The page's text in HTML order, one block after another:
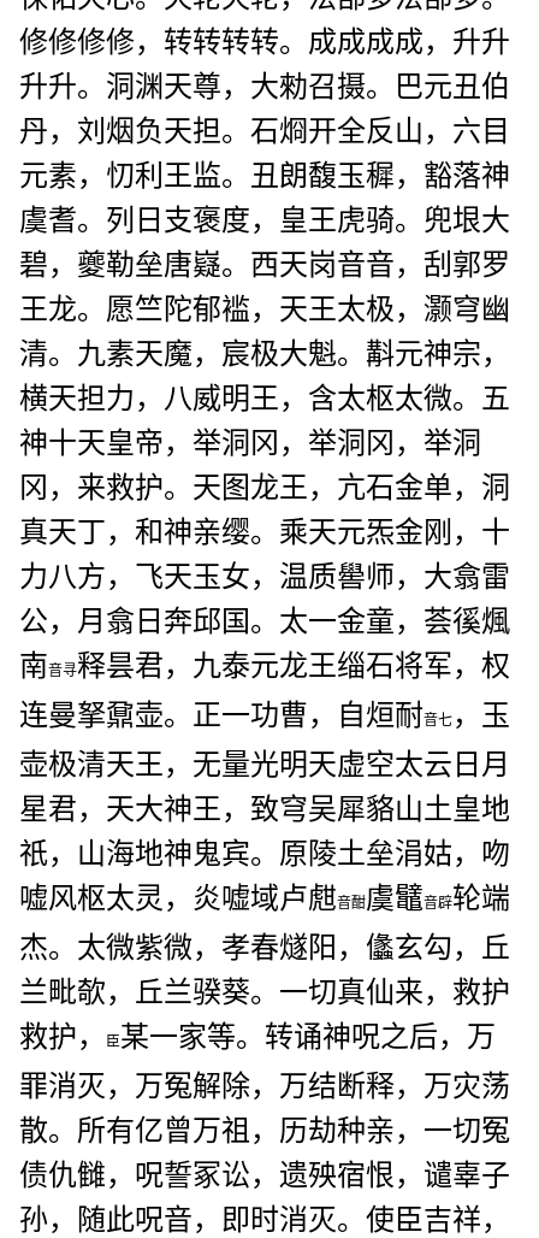
修修修修，转转转转。成成成成，升升
升升。洞渊天尊，大勑召摄。巴元丑伯
丹，刘烟负天担。石烱开全反山，六目
元素，忉利王监。丑朗馥玉穉，豁落神
虞耆。列日支褒度，皇王虎骑。兜垠大
碧，夔勒垒唐嶷。西天岗音音，刮郭罗
王龙。愿竺陀郁褴，天王太极，灏穹幽
清。九素天魔，宸极大魁。斠元神宗，
横天担力，八威明王，含太枢太微。五
神十天皇帝，举洞冈，举洞冈，举洞
冈，来救护。天图龙王，亢石金单，洞
真天丁，和神亲缨。乘天元炁金刚，十
力八方，飞天玉女，温质嚳师，大翕雷
公，月翕日奔邱国。太一金童，荟徯煈
南音寻释昙君，九泰元龙王缁石将军，权
连曼拏鼐壶。正一功曹，自烜耐音七 ，玉
壶极清天王，无量光明天虚空太云日月
星君，天大神王，致穹吴犀貉山土皇地
祇，山海地神鬼宾。原陵土垒涓姑，吻
嘘风枢太灵，炎嘘域卢甝音酣虞鼊音辟轮端
杰。太微紫微，孝春燧阳，㒩玄勾，丘
兰毗欹，丘兰骙葵。一切真仙来，救护
救护，
臣某一家等。转诵神呪之后，万
罪消灭，万冤解除，万结断释，万灾荡
散。所有亿曾万祖，历劫种亲，一切冤
债仇雠，呪誓冢讼，遗殃宿恨，谴辜子
孙，随此呪音，即时消灭。使臣吉祥，